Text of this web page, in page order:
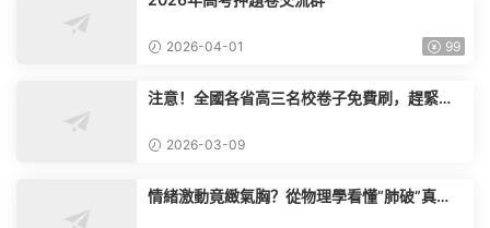
2026-04-01 99
注意！全國各省高三名校卷子免費刷，趕緊掃
2026-03-09
情緒激動竟緻氣胸？從物理學看懂“肺破”真